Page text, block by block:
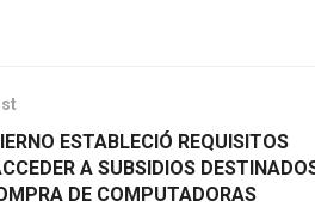
ESTABLECIÓ REQUISITOS
A SUBSIDIOS
DE COMPUTADORAS